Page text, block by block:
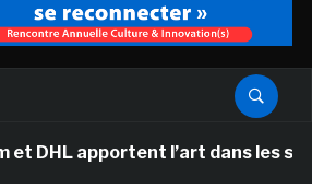
apportent l’art dans les salles